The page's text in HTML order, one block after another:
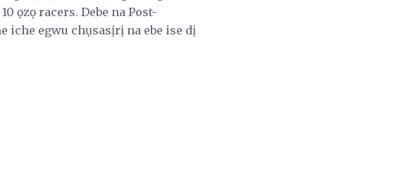
ọzọ racers. Debe na Post-
iche egwu chụsasịrị na ebe ise dị